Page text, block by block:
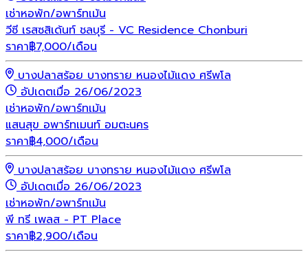
เช่าหอพัก/อพาร์ทเม้น
วีซี เรสซสิเด้นท์ ชลบุรี - VC Residence Chonburi
ราคา฿7,000/เดือน
บางปลาสร้อย บางทราย หนองไม้แดง ศรีพโล
อัปเดตเมื่อ 26/06/2023
เช่าหอพัก/อพาร์ทเม้น
แสนสุข อพาร์ทเมนท์ อมตะนคร
ราคา฿4,000/เดือน
บางปลาสร้อย บางทราย หนองไม้แดง ศรีพโล
อัปเดตเมื่อ 26/06/2023
เช่าหอพัก/อพาร์ทเม้น
พี ทรี เพลส - PT Place
ราคา฿2,900/เดือน